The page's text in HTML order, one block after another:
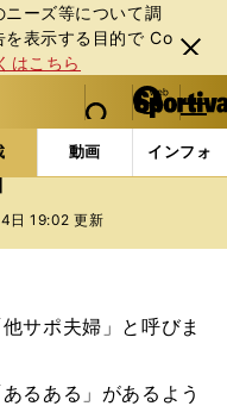
ーズ等について調
表⽰する⽬的で Co
はこちら
閉じ
る
web Sportiva (webスポルティーバ)
検索
マイペ
ー
ジ
メニュ
動画 インフォ
他サポ夫婦 【他サポ夫
日 19:02 更新
サポ夫婦」と呼びま
るある」があるよう